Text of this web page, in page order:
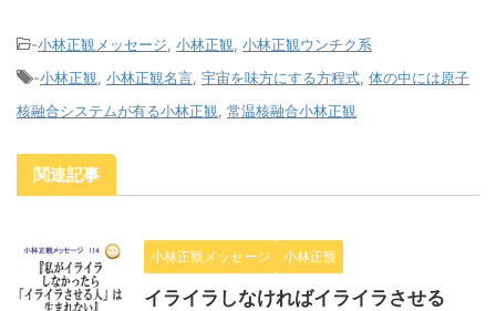
-小林正観メッセージ, 小林正観, 小林正観ウンチク系
-小林正観, 小林正観名言, 宇宙を味方にする方程式, 体の中には原子
核融合システムが有る小林正観, 常温核融合小林正観
関連記事
小林正観メッセージ 小林正観
イライラしなければイライラさせる